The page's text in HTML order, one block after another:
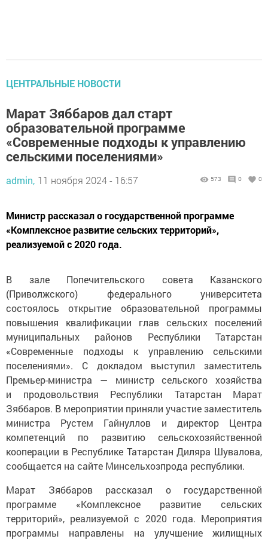
ЦЕНТРАЛЬНЫЕ НОВОСТИ
Марат Зяббаров дал старт
образовательной программе
«Современные подходы к управлению
сельскими поселениями»
admin, 11 ноября 2024 - 16:57 573 0 0
Министр рассказал о государственной программе
«Комплексное развитие сельских территорий»,
реализуемой с 2020 года.
В зале Попечительского совета Казанского
(Приволжского) федерального университета
состоялось открытие образовательной программы
повышения квалификации глав сельских поселений
муниципальных районов Республики Татарстан
«Современные подходы к управлению сельскими
поселениями». С докладом выступил заместитель
Премьер-министра — министр сельского хозяйства
и продовольствия Республики Татарстан Марат
Зяббаров. В мероприятии приняли участие заместитель
министра Рустем Гайнуллов и директор Центра
компетенций по развитию сельскохозяйственной
кооперации в Республике Татарстан Диляра Шувалова,
сообщается на сайте Минсельхозпрода республики.
Марат Зяббаров рассказал о государственной
программе «Комплексное развитие сельских
территорий», реализуемой с 2020 года. Мероприятия
программы направлены на улучшение жилищных